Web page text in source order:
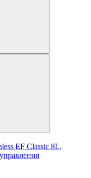
EF Classic 8L,